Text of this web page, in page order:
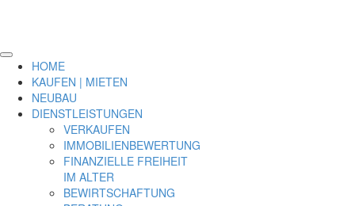
HOME
KAUFEN | MIETEN
NEUBAU
DIENSTLEISTUNGEN
VERKAUFEN
IMMOBILIENBEWERTUNG
FINANZIELLE FREIHEIT
IM ALTER
BEWIRTSCHAFTUNG